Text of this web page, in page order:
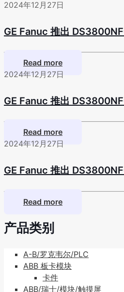
2024年12月27日
GE Fanuc 推出
Read more
2024年12月27日
GE Fanuc 推出
Read more
2024年12月27日
GE Fanuc 推出
Read more
产品类别
A-B/罗克韦尔/PLC
ABB 板卡模块
卡件
ABB/瑞士/模块/触摸屏